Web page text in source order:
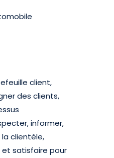
client,
des clients,
informer,
clientèle,
et satisfaire pour